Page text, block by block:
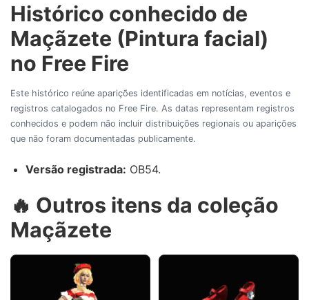
Histórico conhecido de
Maçãzete (Pintura facial)
no Free Fire
Este histórico reúne aparições identificadas em notícias, eventos e
registros catalogados no Free Fire. As datas representam registros
conhecidos e podem não incluir distribuições regionais ou aparições
que não foram documentadas publicamente.
Versão registrada: OB54.
🔥 Outros itens da coleção
Maçãzete